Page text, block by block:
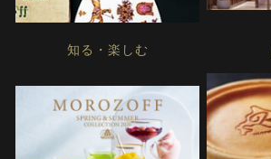
知る・楽しむ